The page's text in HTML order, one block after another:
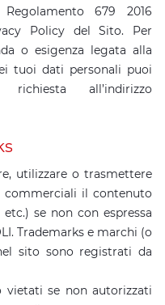
679 2016
Policy del Sito. Per
o esigenza legata alla
tuoi dati personali puoi
all’indirizzo
utilizzare o trasmettere
il contenuto
se non con espressa
Trademarks e marchi (o
sito sono registrati da
vietati se non autorizzati